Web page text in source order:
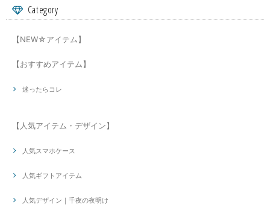
Category
【NEW☆アイテム】
【おすすめアイテム】
迷ったらコレ
【人気アイテム・デザイン】
人気スマホケース
人気ギフトアイテム
人気デザイン｜千夜の夜明け